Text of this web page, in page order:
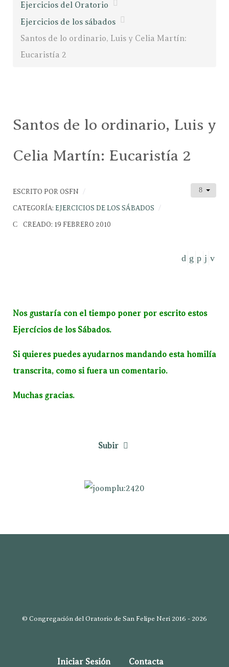
Ejercicios del Oratorio
Ejercicios de los sábados
Santos de lo ordinario, Luis y Celia Martín:
Eucaristía 2
Santos de lo ordinario, Luis y
Celia Martín: Eucaristía 2
ESCRITO POR OSFN
CATEGORÍA: EJERCICIOS DE LOS SÁBADOS
CREADO: 19 FEBRERO 2010
Nos gustaría con el tiempo poner por escrito estos
Ejercícios de los Sábados.
Si quieres puedes ayudarnos mandando esta homilía
transcrita, como si fuera un comentario.
Muchas gracias.
Subir
© Congregación del Oratorio de San Felipe Neri 2016 - 2026
Iniciar Sesión Contacta